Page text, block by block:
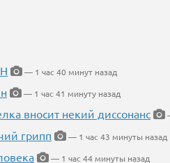
— 1 час 40 минут назад
— 1 час 41 минуту назад
вносит некий диссонанс
грипп
— 1 час 43 минуты назад
— 1 час 44 минуты назад